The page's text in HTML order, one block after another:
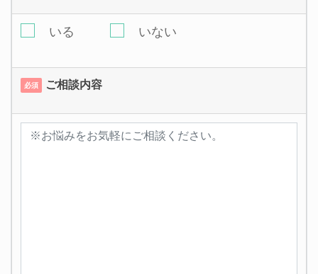
いる いない
必須 ご相談内容